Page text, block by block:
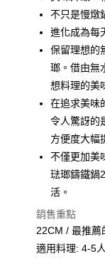
台新國際商
台灣樂天信
元大商業銀行
玉山商業銀行
台新國際商
台灣樂天信
Google Pay
ATM付款
運送方式
宅配
每筆NT$100
付款後門市自
免運費
不只是慢燉
進化成為每
保留理想的
瑯。借由無
想料理的美
在追求美味
令人驚訝的
方便度大幅
不僅更加美
琺瑯鑄鐵鍋
活。
銷售重點
22CM / 最推薦
適用料理: 4-5